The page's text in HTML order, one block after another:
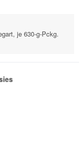
je 630-g-Pckg.